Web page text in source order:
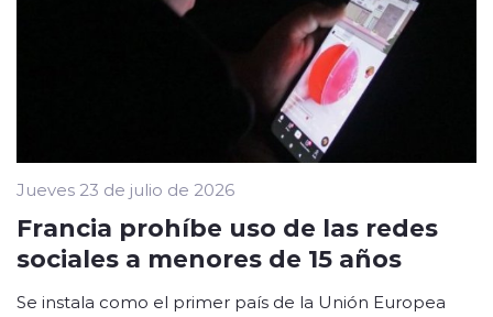
Jueves 23 de julio de 2026
Francia prohíbe uso de las redes
sociales a menores de 15 años
Se instala como el primer país de la Unión Europea